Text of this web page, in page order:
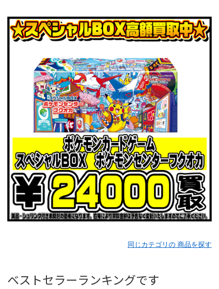
同じカテゴリの 商品を探す
ベストセラーランキングです